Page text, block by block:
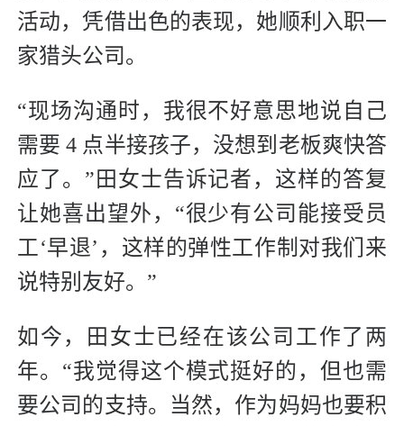
活动，凭借出色的表现，她顺利入职一
家猎头公司。
“现场沟通时，我很不好意思地说自己
需要 4 点半接孩子，没想到老板爽快答
应了。”田女士告诉记者，这样的答复
让她喜出望外，“很少有公司能接受员
工‘早退’，这样的弹性工作制对我们来
说特别友好。”
如今，田女士已经在该公司工作了两
年。“我觉得这个模式挺好的，但也需
要公司的支持。当然，作为妈妈也要积